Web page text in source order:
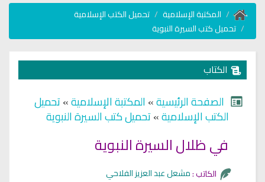
المكتبة الإسلامية
تحميل الكتب الإسلامية
تحميل كتب السيرة النبوية
الكتاب
الصفحة الرئيسية»المكتبة الإسلامية»تحميل
الكتب الإسلامية»تحميل كتب السيرة النبوية
الكاتب :